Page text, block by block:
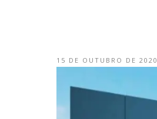
15 DE OUTUBRO DE 2020